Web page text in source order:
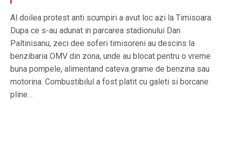
Al doilea protest anti scumpiri a avut loc azi la Timisoara.
Dupa ce s-au adunat in parcarea stadionului Dan
Paltinisanu, zeci dee soferi timisoreni au descins la
benzibaria OMV din zona, unde au blocat pentru o vreme
buna pompele, alimentand cateva grame de benzina sau
motorina. Combustibilul a fost platit cu galeti si borcane
pline…